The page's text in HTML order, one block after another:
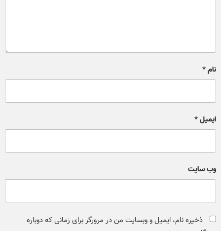
نام*
ایمیل*
وب‌ سایت
ذخیره نام، ایمیل و وبسایت من در مرورگر برای زمانی که دوباره